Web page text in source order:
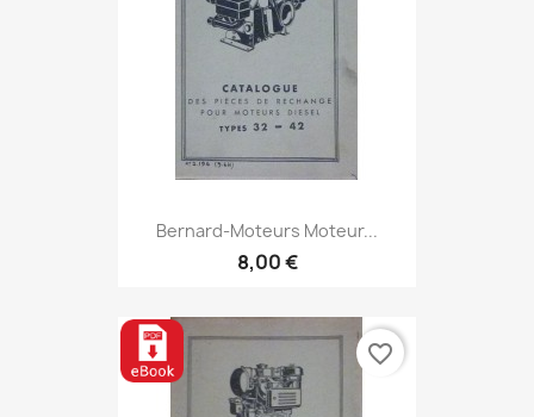
Bernard-Moteurs Moteur...
8,00 €
favorite_border